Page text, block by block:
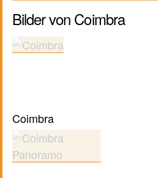
Bilder von Coimbra
Coimbra